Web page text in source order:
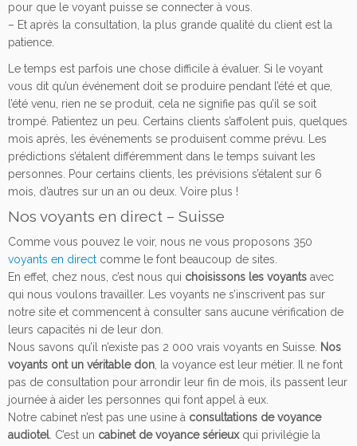
pour que le voyant puisse se connecter à vous.
– Et après la consultation, la plus grande qualité du client est la
patience.
Le temps est parfois une chose difficile à évaluer. Si le voyant
vous dit qu’un événement doit se produire pendant l’été et que,
l’été venu, rien ne se produit, cela ne signifie pas qu’il se soit
trompé. Patientez un peu. Certains clients s’affolent puis, quelques
mois après, les événements se produisent comme prévu. Les
prédictions s’étalent différemment dans le temps suivant les
personnes. Pour certains clients, les prévisions s’étalent sur 6
mois, d’autres sur un an ou deux. Voire plus !
Nos voyants en direct – Suisse
Comme vous pouvez le voir, nous ne vous proposons 350
voyants en direct comme le font beaucoup de sites.
En effet, chez nous, c’est nous qui choisissons les voyants avec
qui nous voulons travailler. Les voyants ne s’inscrivent pas sur
notre site et commencent à consulter sans aucune vérification de
leurs capacités ni de leur don.
Nous savons qu’il n’existe pas 2 000 vrais voyants en Suisse. Nos
voyants ont un véritable don , la voyance est leur métier. Il ne font
pas de consultation pour arrondir leur fin de mois, ils passent leur
journée à aider les personnes qui font appel à eux.
Notre cabinet n’est pas une usine à consultations de voyance
audiotel . C’est un cabinet de voyance sérieuxqui privilégie la